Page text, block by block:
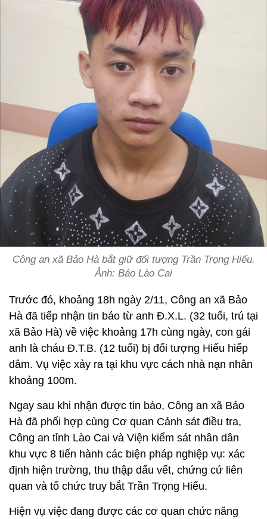
Công an xã Bảo Hà bắt giữ đối tượng Trần Trọng Hiếu.
Ảnh: Báo Lào Cai
Trước đó, khoảng 18h ngày 2/11, Công an xã Bảo
Hà đã tiếp nhận tin báo từ anh Đ.X.L. (32 tuổi, trú tại
xã Bảo Hà) về việc khoảng 17h cùng ngày, con gái
anh là cháu Đ.T.B. (12 tuổi) bị đối tượng Hiếu hiếp
dâm. Vụ việc xảy ra tại khu vực cách nhà nạn nhân
khoảng 100m.
Ngay sau khi nhận được tin báo, Công an xã Bảo
Hà đã phối hợp cùng Cơ quan Cảnh sát điều tra,
Công an tỉnh Lào Cai và Viện kiểm sát nhân dân
khu vực 8 tiến hành các biện pháp nghiệp vụ: xác
định hiện trường, thu thập dấu vết, chứng cứ liên
quan và tổ chức truy bắt Trần Trọng Hiếu.
Hiện vụ việc đang được các cơ quan chức năng